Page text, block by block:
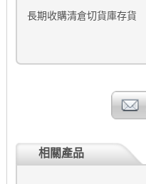
長期收購清倉切貨庫存貨
相關產品